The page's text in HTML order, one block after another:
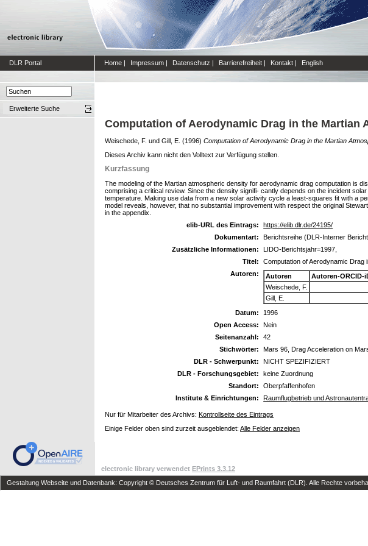
DLR Portal Home | Impressum | Datenschutz | Barrierefreiheit | Kontakt | English
Erweiterte Suche
Computation of Aerodynamic Drag in the Martian
Weischede, F. und Gill, E. (1996) Computation of Aerodynamic Drag in the Martian
Dieses Archiv kann nicht den Volltext zur Verfügung stellen.
Kurzfassung
The modeling of the Martian atmospheric density for aerodynamic drag computation is
comprising a critical review. Since the density signifi- cantly depends on the incident
temperature. Making use data from a new solar activity cycle a least-squares fit with a
model reveals, however, that no substantial improvement with respect the original
in the appendix.
elib-URL des Eintrags:
https://elib.dlr.de/24195/
Dokumentart:
Berichtsreihe (DLR-Interner
Zusätzliche Informationen:
LIDO-Berichtsjahr=1997,
Titel:
Computation of Aerodynamic Drag
Autoren:
Autoren
Autoren-ORCID-
Weischede, F.
Gill, E.
Datum:
1996
Open Access:
Nein
Seitenanzahl:
42
Stichwörter:
Mars 96, Drag Acceleration on
DLR - Schwerpunkt:
NICHT SPEZIFIZIERT
DLR - Forschungsgebiet:
keine Zuordnung
Standort:
Oberpfaffenhofen
Institute & Einrichtungen:
Raumflugbetrieb und
Nur für Mitarbeiter des Archivs: Kontrollseite des Eintrags
Einige Felder oben sind zurzeit ausgeblendet: Alle Felder anzeigen
electronic library verwendet EPrints 3.3.12
Gestaltung Webseite und Datenbank: Copyright © Deutsches Zentrum für Luft- und Raumfahrt (DLR). Alle Rechte